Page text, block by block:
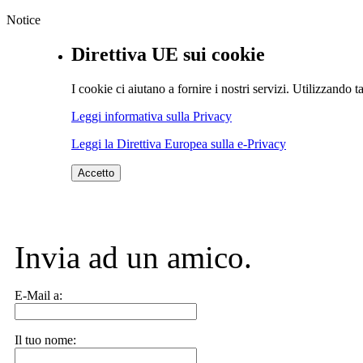
Notice
Direttiva UE sui cookie
I cookie ci aiutano a fornire i nostri servizi. Utilizzando
Leggi informativa sulla Privacy
Leggi la Direttiva Europea sulla e-Privacy
Accetto
Invia ad un amico.
E-Mail a:
Il tuo nome: